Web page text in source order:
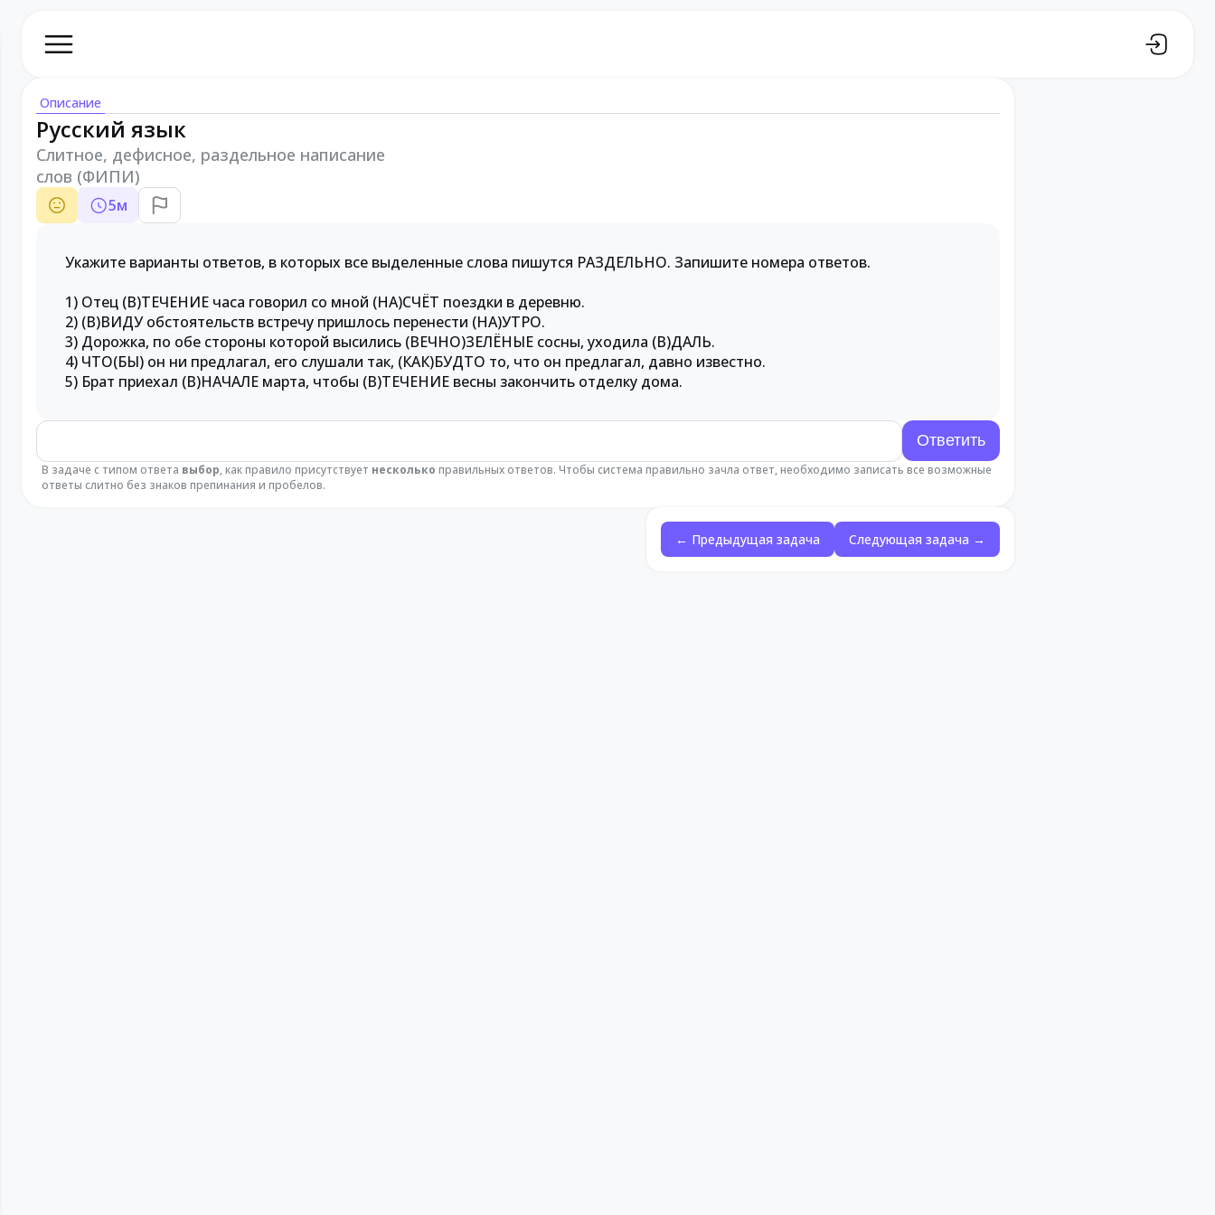
Описание
Русский язык
Слитное, дефисное, раздельное написание
слов (ФИПИ)
5м
Укажите варианты ответов, в которых все выделенные слова пишутся РАЗДЕЛЬНО. Запишите номера ответов.
1) Отец (В)ТЕЧЕНИЕ часа говорил со мной (НА)СЧЁТ поездки в деревню.
2) (В)ВИДУ обстоятельств встречу пришлось перенести (НА)УТРО.
3) Дорожка, по обе стороны которой высились (ВЕЧНО)ЗЕЛЁНЫЕ сосны, уходила (В)ДАЛЬ.
4) ЧТО(БЫ) он ни предлагал, его слушали так, (КАК)БУДТО то, что он предлагал, давно известно.
5) Брат приехал (В)НАЧАЛЕ марта, чтобы (В)ТЕЧЕНИЕ весны закончить отделку дома.
В задаче с типом ответа выбор, как правило присутствует несколько правильных ответов. Чтобы система правильно зачла ответ, необходимо записать все возможные
ответы слитно без знаков препинания и пробелов.
← Предыдущая задача Следующая задача →